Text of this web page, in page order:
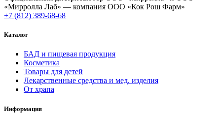
«Мирролла Лаб» — компания ООО «Кок Рош Фарм»
+7 (812) 389-68-68
Каталог
БАД и пищевая продукция
Косметика
Товары для детей
Лекарственные средства и мед. изделия
От храпа
Информация